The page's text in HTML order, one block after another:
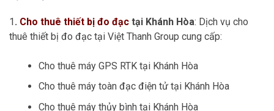
1. Cho thuê thiết bị đo đạc tại Khánh Hòa: Dịch vụ cho
thuê thiết bị đo đạc tại Việt Thanh Group cung cấp:
Cho thuê máy GPS RTK tại Khánh Hòa
Cho thuê máy toàn đạc điện tử tại Khánh Hòa
Cho thuê máy thủy bình tại Khánh Hòa